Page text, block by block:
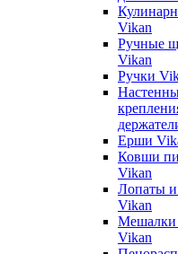
Vikan
Ручные
Vikan
Ручки
Ерши
Ковши
Vikan
Лопаты
Vikan
Vikan